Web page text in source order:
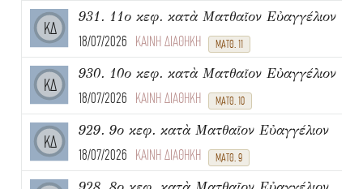
ΚΔ
931. 11ο κεφ. κατὰ Ματθαῖον Εὐαγγέλιον
18/07/2026 ΚΑΙΝΗ ΔΙΑΘΗΚΗ ΜΑΤΘ. 11
ΚΔ
930. 10ο κεφ. κατὰ Ματθαῖον Εὐαγγέλιον
18/07/2026 ΚΑΙΝΗ ΔΙΑΘΗΚΗ ΜΑΤΘ. 10
ΚΔ
929. 9ο κεφ. κατὰ Ματθαῖον Εὐαγγέλιον
18/07/2026 ΚΑΙΝΗ ΔΙΑΘΗΚΗ ΜΑΤΘ. 9